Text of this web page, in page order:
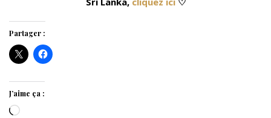
Partager :
J’aime ça :
Chargement…